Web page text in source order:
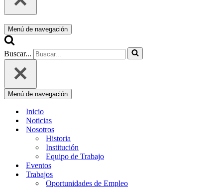
Menú de navegación
Buscar...
Menú de navegación
Inicio
Noticias
Nosotros
Historia
Institución
Equipo de Trabajo
Eventos
Trabajos
Oportunidades de Empleo